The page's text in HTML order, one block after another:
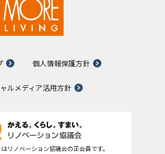
個人情報保護方針
ルメディア活用方針
はリノベーション協議会の正会員です。